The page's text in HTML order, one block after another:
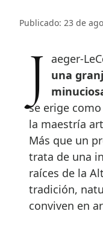
Publicado: 23 de
Jaeger-
una
se erige
la maestría
Más que un
trata de una
raíces de la
tradición,
conviven en